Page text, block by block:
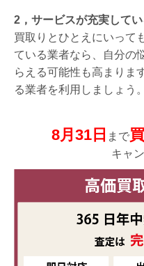
2，サービスが充実してい
買取りとひとえにいって
ている業者なら、自分の
らえる可能性も高まりま
る業者を利用しましょう。
8月31日 まで
キャ